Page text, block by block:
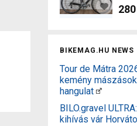
BIKEMAG.HU NEWS
Tour de Mátra
kemény
hangulat
BILO.gravel
kihívás vár